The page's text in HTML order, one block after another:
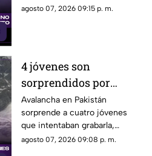
México, desatando teorías y
agosto 07, 2026 09:15 p. m.
4 jóvenes son
sorprendidos por
AVALANCHA; los
momentos de terror
quedaron GRABADOS
en video
Avalancha en Pakistán
sorprende a cuatro jóvenes
que intentaban grabarla,
logrando que el momento de
agosto 07, 2026 09:08 p. m.